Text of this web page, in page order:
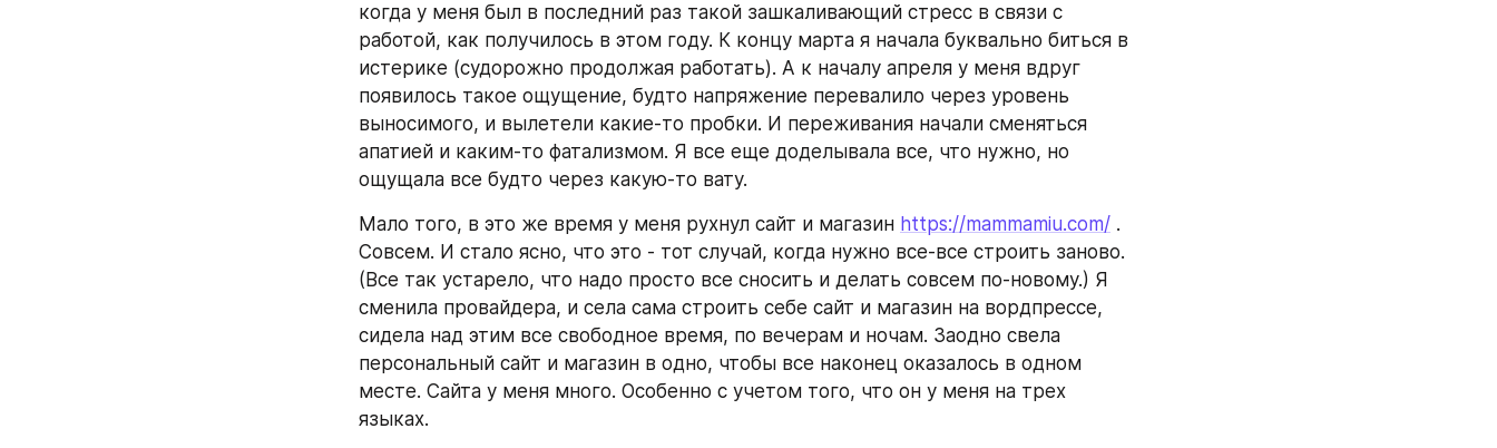
когда у меня был в последний раз такой зашкаливающий стресс в связи с
работой, как получилось в этом году. К концу марта я начала буквально биться в
истерике (судорожно продолжая работать). А к началу апреля у меня вдруг
появилось такое ощущение, будто напряжение перевалило через уровень
выносимого, и вылетели какие-то пробки. И переживания начали сменяться
апатией и каким-то фатализмом. Я все еще доделывала все, что нужно, но
ощущала все будто через какую-то вату.
Мало того, в это же время у меня рухнул сайт и магазин https://mammamiu.com/ .
Совсем. И стало ясно, что это - тот случай, когда нужно все-все строить заново.
(Все так устарело, что надо просто все сносить и делать совсем по-новому.) Я
сменила провайдера, и села сама строить себе сайт и магазин на вордпрессе,
сидела над этим все свободное время, по вечерам и ночам. Заодно свела
персональный сайт и магазин в одно, чтобы все наконец оказалось в одном
месте. Сайта у меня много. Особенно с учетом того, что он у меня на трех
языках.